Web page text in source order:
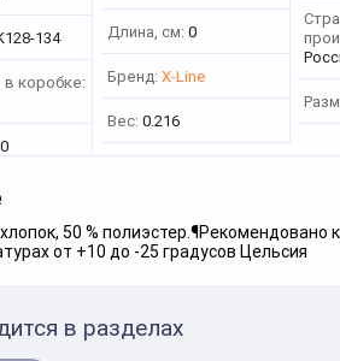
134
коробке:
0
Длина, см: 0
Бренд: X-Line
Вес: 0.216
50 % полиэстер.¶Рекомендовано
от +10 до -25 градусов Цельсия
в разделах